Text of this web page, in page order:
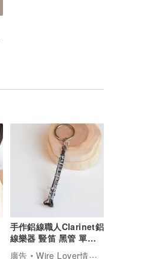
手作鋁線職人Clarinet鋁
線樂器 豎笛 黑管 單簧
管 交換禮物 耶誕
廣告
Wire Lover情鋁線藝術工作室